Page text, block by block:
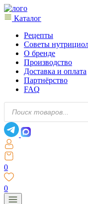
Каталог
Рецепты
Советы
О бренде
Производство
Доставка и оплата
Партнёрство
FAQ
Поиск
товаров
0
0